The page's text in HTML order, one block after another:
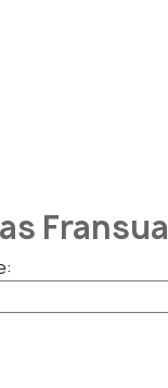
Fransua